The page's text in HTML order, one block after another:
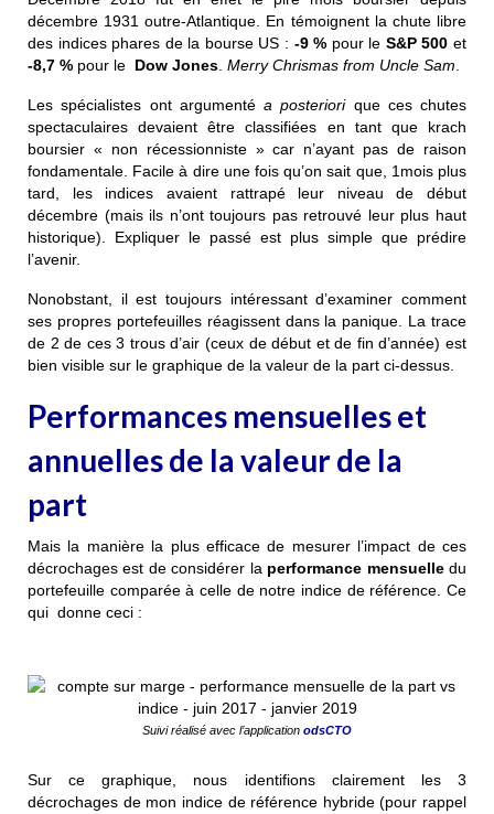
décembre 1931 outre-Atlantique. En témoignent la chute libre
des indices phares de la bourse US : -9 % pour le S&P 500 et
-8,7 % pour le Dow Jones Merry Chrismas from Uncle Sam
Les spécialistes ont argumenté a posteriorique ces chutes
spectaculaires devaient être classifiées en tant que krach
boursier « non récessionniste » car n’ayant pas de raison
fondamentale. Facile à dire une fois qu’on sait que, 1mois plus
tard, les indices avaient rattrapé leur niveau de début
décembre (mais ils n’ont toujours pas retrouvé leur plus haut
historique). Expliquer le passé est plus simple que prédire
l’avenir.
Nonobstant, il est toujours intéressant d’examiner comment
ses propres portefeuilles réagissent dans la panique. La trace
de 2 de ces 3 trous d’air (ceux de début et de fin d’année) est
bien visible sur le graphique de la valeur de la part ci-dessus.
Performances mensuelles et
annuelles de la valeur de la
part
Mais la manière la plus efficace de mesurer l’impact de ces
décrochages est de considérer la performance mensuelledu
portefeuille comparée à celle de notre indice de référence. Ce
qui donne ceci :
Suivi réalisé avec l’application odsCTO
Sur ce graphique, nous identifions clairement les 3
décrochages de mon indice de référence hybride (pour rappel